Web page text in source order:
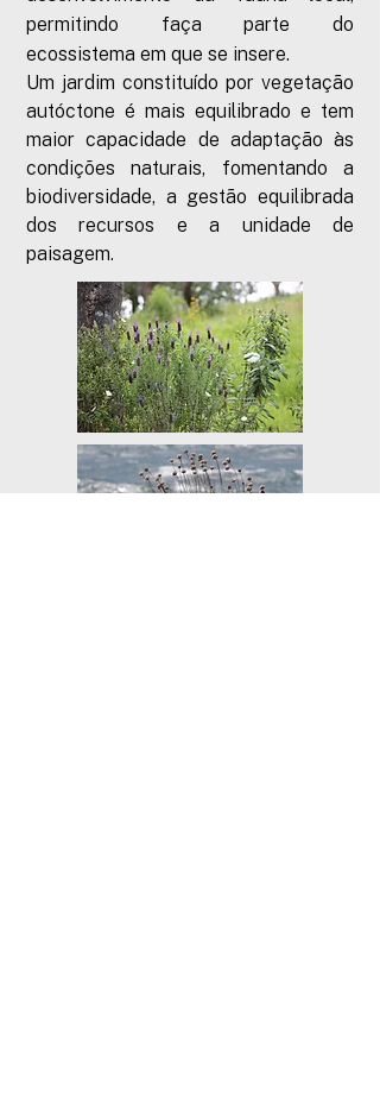
permitindo faça parte do
ecossistema em que se insere.
Um jardim constituído por vegetação
autóctone é mais equilibrado e tem
maior capacidade de adaptação às
condições naturais, fomentando a
biodiversidade, a gestão equilibrada
dos recursos e a unidade de
paisagem.